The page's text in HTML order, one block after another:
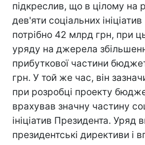
підкреслив, що в цілому на
дев'яти соціальних
потрібно 42 млрд грн, при
уряду на джерела
прибуткової частини
грн. У той же час, він
при розробці проекту
врахував значну частину
ініціатив Президента. Уряд
президентські директиви і